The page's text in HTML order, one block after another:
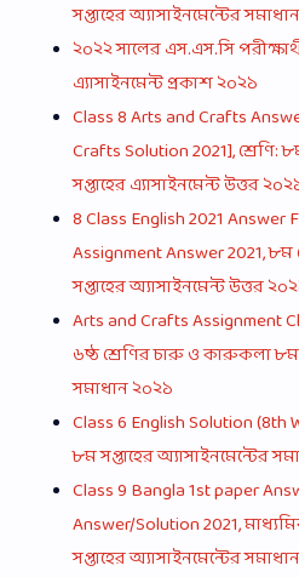
সপ্তাহের অ্যাসাইনমেন্টের
২০২২ সালের এস.এস.সি
এ্যাসাইনমেন্ট প্রকাশ ২০২১
Class 8 Arts and Crafts
Crafts Solution 2021],
সপ্তাহের এ্যাসাইনমেন্ট উত্তর
8 Class English 2021 Answer
Assignment Answer 2021, ৮ম
সপ্তাহের অ্যাসাইনমেন্ট উত্তর
Arts and Crafts Assignment
৬ষ্ঠ শ্রেণির চারু ও কারুকলা ৮ম
সমাধান ২০২১
Class 6 English Solution (8th
৮ম সপ্তাহের অ্যাসাইনমেন্টের
Class 9 Bangla 1st paper
Answer/Solution 2021,
সপ্তাহের অ্যাসাইনমেন্টের